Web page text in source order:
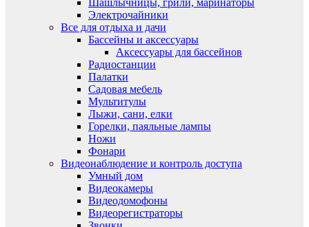
Шашлычницы, грили, маринаторы
Электрочайники
Все для отдыха и дачи
Бассейны и аксессуары
Аксессуары для бассейнов
Радиостанции
Палатки
Садовая мебель
Мультитулы
Лыжи, сани, елки
Горелки, паяльные лампы
Ножи
Фонари
Видеонаблюдение и контроль доступа
Умный дом
Видеокамеры
Видеодомофоны
Видеорегистраторы